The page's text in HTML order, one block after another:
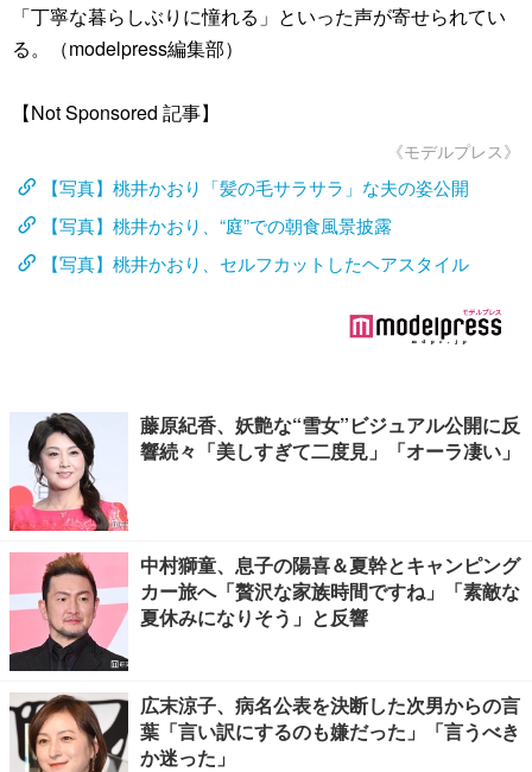
「丁寧な暮らしぶりに憧れる」といった声が寄せられてい
る。（modelpress編集部）
【Not Sponsored 記事】
《モデルプレス》
【写真】桃井かおり「髪の毛サラサラ」な夫の姿公開
【写真】桃井かおり、“庭”での朝食風景披露
【写真】桃井かおり、セルフカットしたヘアスタイル
藤原紀香、妖艶な“雪女”ビジュアル公開に反
響続々「美しすぎて二度見」「オーラ凄い」
中村獅童、息子の陽喜＆夏幹とキャンピング
カー旅へ「贅沢な家族時間ですね」「素敵な
夏休みになりそう」と反響
広末涼子、病名公表を決断した次男からの言
葉「言い訳にするのも嫌だった」「言うべき
か迷った」